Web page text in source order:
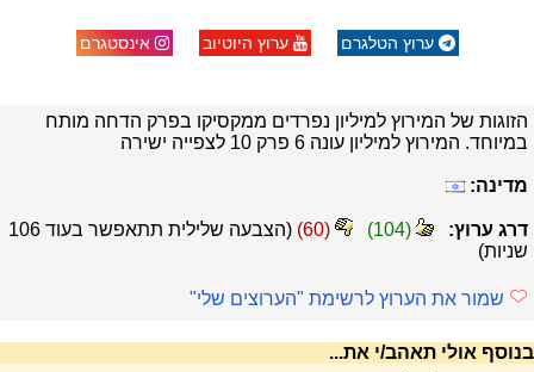
ערוץ הטלגרם ערוץ היוטיוב אינסטגרם
הזוגות של המירוץ למיליון נפרדים ממקסיקו בפרק הדחה מותח
במיוחד. המירוץ למיליון עונה 6 פרק 10 לצפייה ישירה
מדינה:
דרג ערוץ: (
104
)
(
60
) (הצבעה שלילית תתאפשר בעוד 105
שניות)
שמור את הערוץ לרשימת "הערוצים שלי"
בנוסף אולי תאהב/י את...